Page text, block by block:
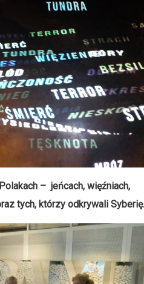
– jeńcach, więźniach,
tych, którzy odkrywali Syberię.